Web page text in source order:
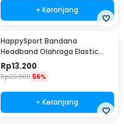
+ Keranjang
HappySport Bandana
Headband Olahraga Elastic
Sport Hairbands Yoga - A83
Rp13.200
Rp29.900 56%
+ Keranjang